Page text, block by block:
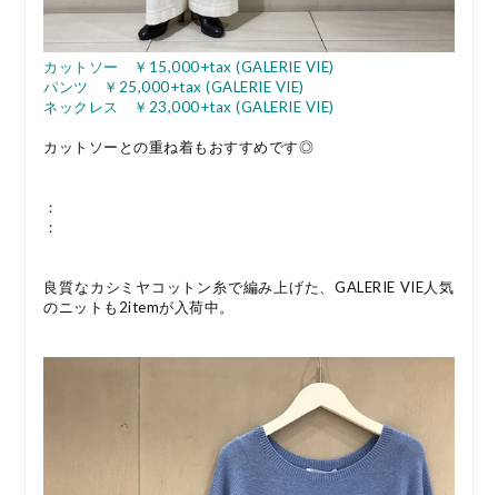
カットソー ￥15,000+tax (GALERIE VIE)
パンツ ￥25,000+tax (GALERIE VIE)
ネックレス ￥23,000+tax (GALERIE VIE)
カットソーとの重ね着もおすすめです◎
：
：
良質なカシミヤコットン糸で編み上げた、GALERIE VIE人気
のニットも2itemが入荷中。